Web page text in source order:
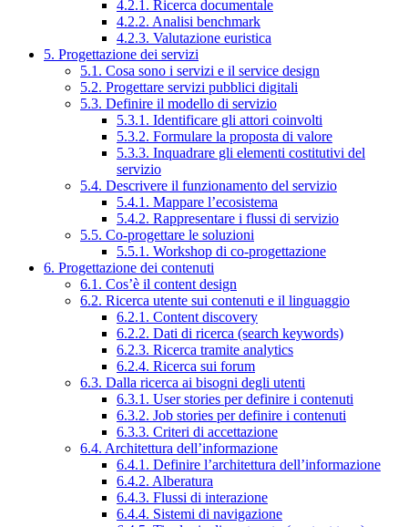
4.2.1. Ricerca documentale
4.2.2. Analisi benchmark
4.2.3. Valutazione euristica
5. Progettazione dei servizi
5.1. Cosa sono i servizi e il service design
5.2. Progettare servizi pubblici digitali
5.3. Definire il modello di servizio
5.3.1. Identificare gli attori coinvolti
5.3.2. Formulare la proposta di valore
5.3.3. Inquadrare gli elementi costitutivi del
servizio
5.4. Descrivere il funzionamento del servizio
5.4.1. Mappare l’ecosistema
5.4.2. Rappresentare i flussi di servizio
5.5. Co-progettare le soluzioni
5.5.1. Workshop di co-progettazione
6. Progettazione dei contenuti
6.1. Cos’è il content design
6.2. Ricerca utente sui contenuti e il linguaggio
6.2.1. Content discovery
6.2.2. Dati di ricerca (search keywords)
6.2.3. Ricerca tramite analytics
6.2.4. Ricerca sui forum
6.3. Dalla ricerca ai bisogni degli utenti
6.3.1. User stories per definire i contenuti
6.3.2. Job stories per definire i contenuti
6.3.3. Criteri di accettazione
6.4. Architettura dell’informazione
6.4.1. Definire l’architettura dell’informazione
6.4.2. Alberatura
6.4.3. Flussi di interazione
6.4.4. Sistemi di navigazione